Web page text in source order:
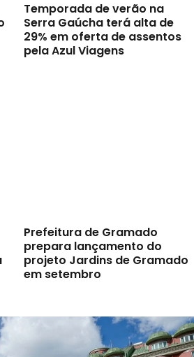
Temporada de verão na
Serra Gaúcha terá alta de
29% em oferta de assentos
pela Azul Viagens
Prefeitura de Gramado
prepara lançamento do
projeto Jardins de Gramado
em setembro